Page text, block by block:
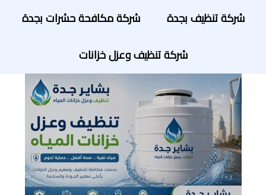
شركة تنظيف بجدة شركة مكافحة حشرات بجدة
شركة تنظيف وعزل خزانات